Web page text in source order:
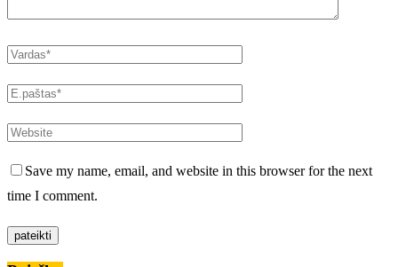
Save my name, email, and website in this browser for the next
time I comment.